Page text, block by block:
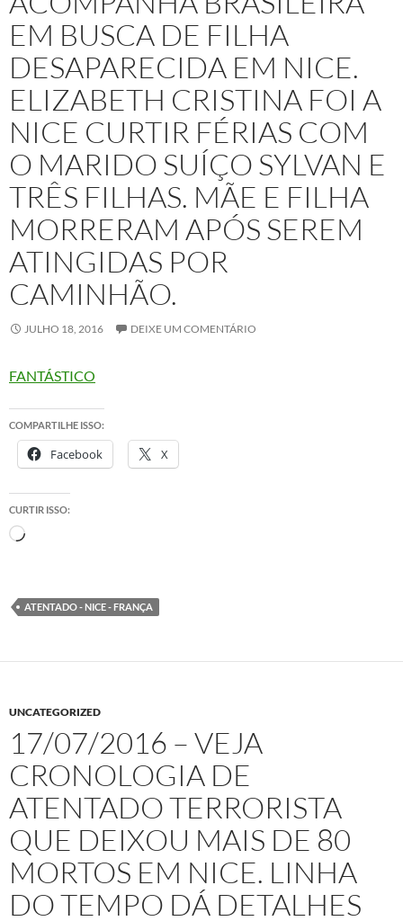
EM BUSCA DE FILHA
DESAPARECIDA EM NICE.
ELIZABETH CRISTINA FOI A
NICE CURTIR FÉRIAS COM
O MARIDO SUÍÇO SYLVAN E
TRÊS FILHAS. MÃE E FILHA
MORRERAM APÓS SEREM
ATINGIDAS POR
CAMINHÃO.
JULHO 18, 2016 DEIXE UM COMENTÁRIO
FANTÁSTICO
COMPARTILHE ISSO:
Facebook X
CURTIR ISSO:
Carregando...
ATENTADO - NICE - FRANÇA
UNCATEGORIZED
17/07/2016 – VEJA
CRONOLOGIA DE
ATENTADO TERRORISTA
QUE DEIXOU MAIS DE 80
MORTOS EM NICE. LINHA
DO TEMPO DÁ DETALHES